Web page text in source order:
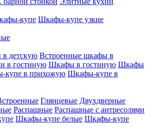
купе Шкафы-купе узкие
детскую Встроенные шкафы в
в гостиную Шкафы в гостиную Шкафы
купе в прихожую Шкафы-купе в
Глянцевые Двухдверные
Распашные Распашные с антресолями
Шкафы-купе белые Шкафы-купе